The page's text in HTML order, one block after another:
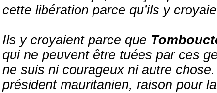
cette libération parce qu’ils y
Ils y croyaient parce que
qui ne peuvent être tuées par ces
ne suis ni courageux ni autre
président mauritanien, raison pour